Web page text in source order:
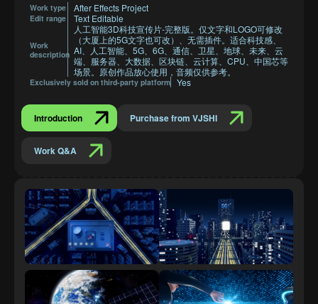
Work type After Effects Project
Edit range Text Editable
Work
description
人工智能3D科技宣传片-完整版。仅文字和LOGO可修改
（大厦上的5G文字也可改）、无需插件。适合科技感、
AI、人工智能、5G、6G、通信、卫星、地球、未来、云
端、服务器、大数据、区块链、云计算、CPU、中国芯等
场景。原创作品放心使用，音频仅供参考。
Exclusively sold on third-party platform Yes
Introduction Purchase from VJSHI
Work Q&A